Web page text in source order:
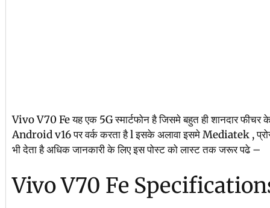
Vivo V70 Fe यह एक 5G स्मार्टफोन है जिसमे बहुत ही शानदार फीचर
Android v16 पर वर्क करता है l इसके अलावा इसमे Mediatek ,
भी देता है अधिक जानकारी के लिए इस पोस्ट को लास्ट तक जरूर पढे –
Vivo V70 Fe